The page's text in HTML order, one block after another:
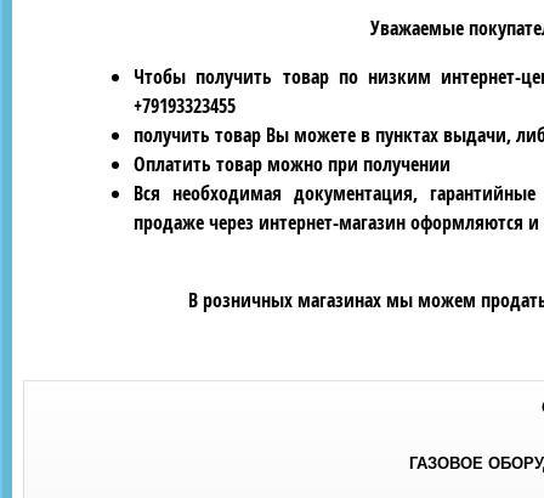
Уважаемые
Чтобы получить товар по низким интернет-
+79193323455
получить товар Вы можете в пунктах выдачи,
Оплатить товар можно при получении
Вся необходимая документация,
продаже через интернет-магазин оформляются
В розничных магазинах мы можем
ГАЗОВОЕ